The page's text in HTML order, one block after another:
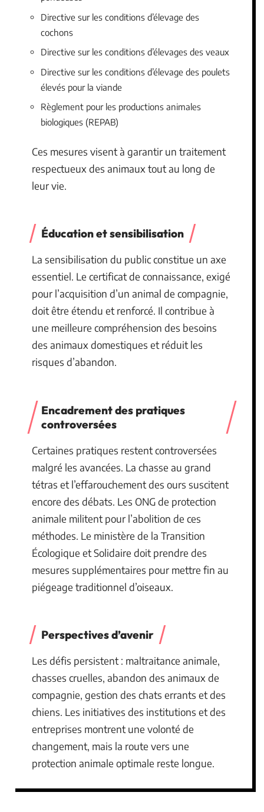
Directive sur les conditions d’élevage des
cochons
Directive sur les conditions d’élevages des veaux
Directive sur les conditions d’élevage des poulets
élevés pour la viande
Règlement pour les productions animales
biologiques (REPAB)
Ces mesures visent à garantir un traitement
respectueux des animaux tout au long de
leur vie.
Éducation et sensibilisation
La sensibilisation du public constitue un axe
essentiel. Le certificat de connaissance, exigé
pour l’acquisition d’un animal de compagnie,
doit être étendu et renforcé. Il contribue à
une meilleure compréhension des besoins
des animaux domestiques et réduit les
risques d’abandon.
Encadrement des pratiques
controversées
Certaines pratiques restent controversées
malgré les avancées. La chasse au grand
tétras et l’effarouchement des ours suscitent
encore des débats. Les ONG de protection
animale militent pour l’abolition de ces
méthodes. Le ministère de la Transition
Écologique et Solidaire doit prendre des
mesures supplémentaires pour mettre fin au
piégeage traditionnel d’oiseaux.
Perspectives d’avenir
Les défis persistent : maltraitance animale,
chasses cruelles, abandon des animaux de
compagnie, gestion des chats errants et des
chiens. Les initiatives des institutions et des
entreprises montrent une volonté de
changement, mais la route vers une
protection animale optimale reste longue.